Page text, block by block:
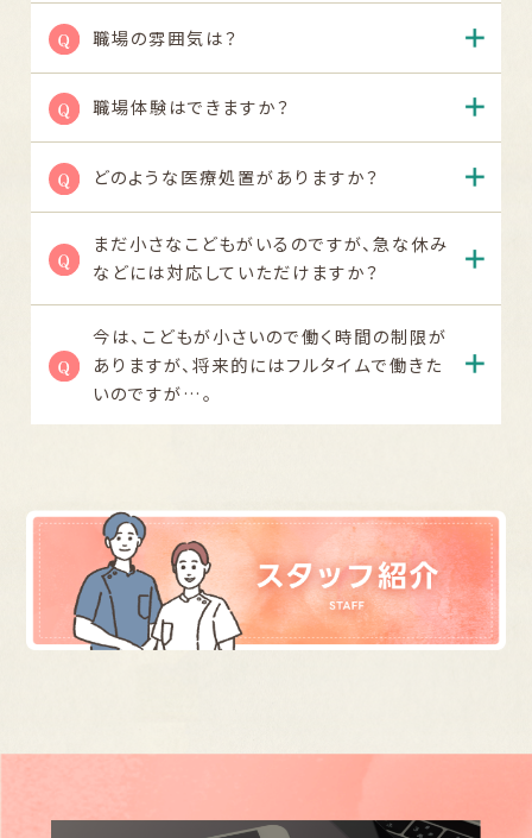
職場の雰囲気は？
職場体験はできますか？
どのような医療処置がありますか？
まだ小さなこどもがいるのですが、急な休み
などには対応していただけますか？
今は、こどもが小さいので働く時間の制限が
ありますが、将来的にはフルタイムで働きた
いのですが…。